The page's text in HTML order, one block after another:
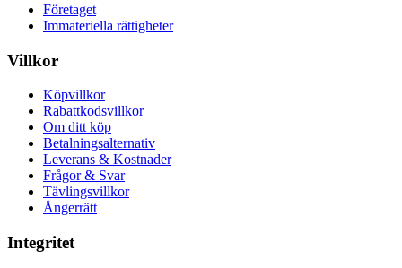
Företaget
Immateriella rättigheter
Villkor
Köpvillkor
Rabattkodsvillkor
Om ditt köp
Betalningsalternativ
Leverans & Kostnader
Frågor & Svar
Tävlingsvillkor
Ångerrätt
Integritet